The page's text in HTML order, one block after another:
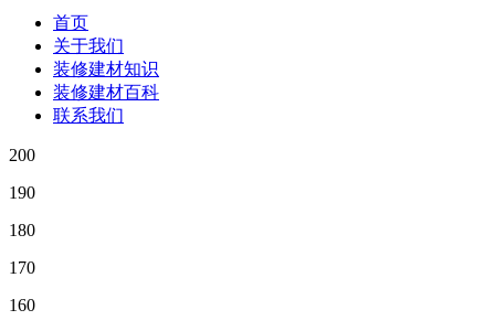
首页
关于我们
装修建材知识
装修建材百科
联系我们
200
190
180
170
160